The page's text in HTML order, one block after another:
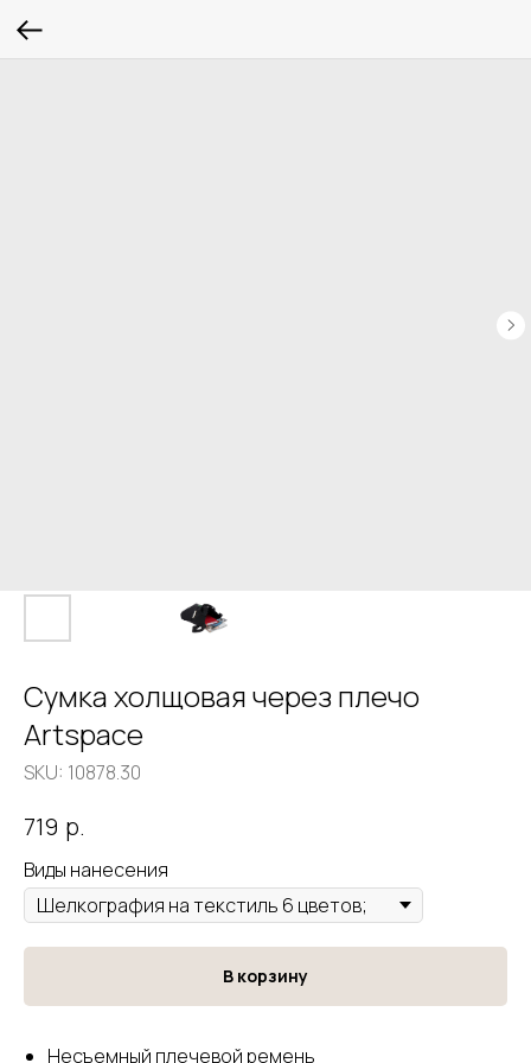
Сумка холщовая через плечо
Artspace
SKU: 10878.30
719 р.
Виды нанесения
В корзину
Несъемный плечевой ремень